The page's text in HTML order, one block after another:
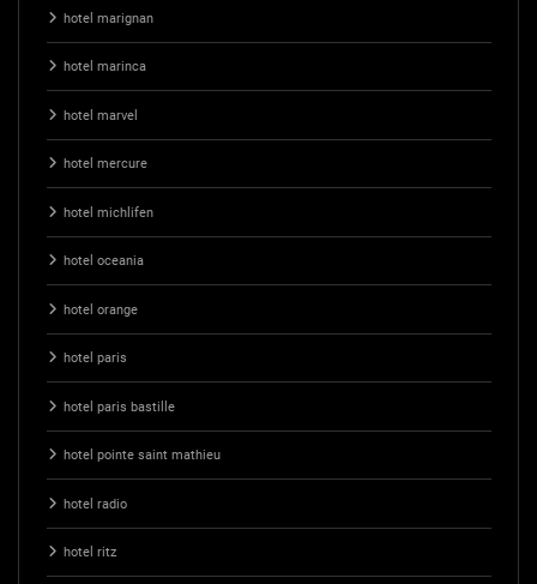
hotel marignan
hotel marinca
hotel marvel
hotel mercure
hotel michlifen
hotel oceania
hotel orange
hotel paris
hotel paris bastille
hotel pointe saint mathieu
hotel radio
hotel ritz